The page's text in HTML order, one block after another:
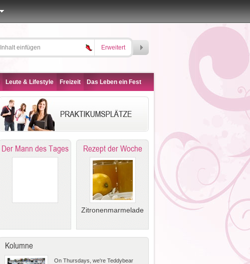
Erweitert
Leute & Lifestyle Freizeit Das Leben ein Fest
Der Mann des Tages Rezept der Woche
Zitronenmarmelade
Kolumne
On Thursdays, we're Teddybear